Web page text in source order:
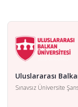
Uluslararası
Sınavsız Üniversite